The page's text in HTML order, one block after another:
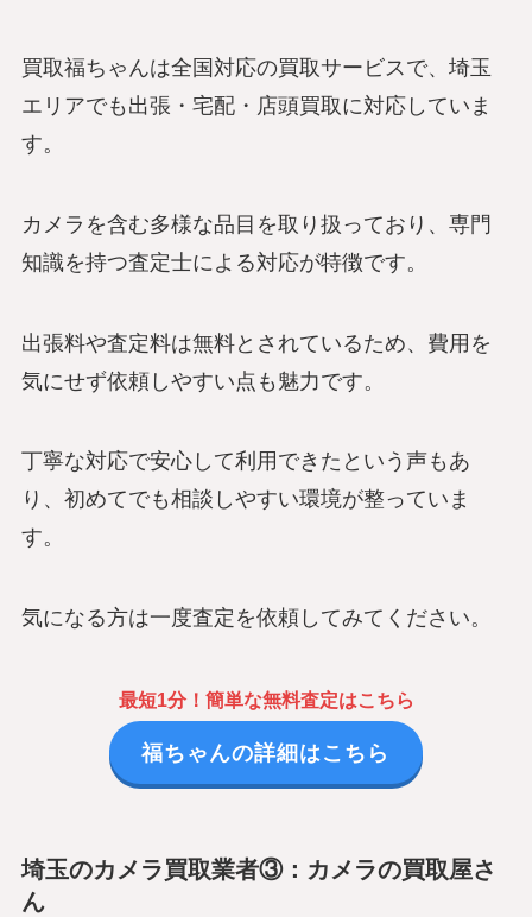
買取福ちゃんは全国対応の買取サービスで、埼玉
エリアでも出張・宅配・店頭買取に対応していま
す。
カメラを含む多様な品目を取り扱っており、専門
知識を持つ査定士による対応が特徴です。
出張料や査定料は無料とされているため、費用を
気にせず依頼しやすい点も魅力です。
丁寧な対応で安心して利用できたという声もあ
り、初めてでも相談しやすい環境が整っていま
す。
気になる方は一度査定を依頼してみてください。
最短1分！簡単な無料査定はこちら
福ちゃんの詳細はこちら
埼玉のカメラ買取業者③：カメラの買取屋さ
ん